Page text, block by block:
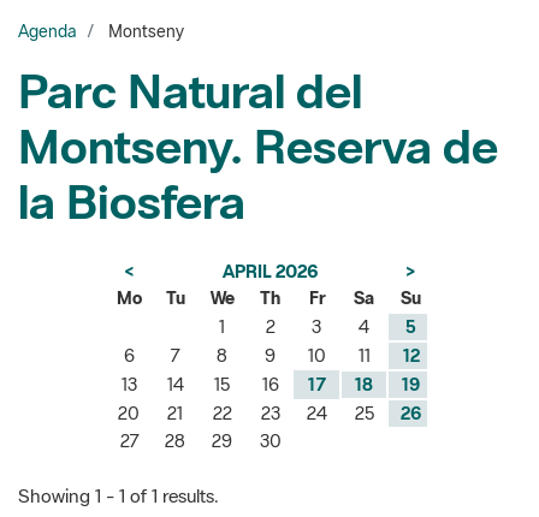
Parc Natural del
Montseny. Reserva de
la Biosfera
< APRIL 2026
1
2 3
5
6
7 8 9 10 11
12
15 16 17 18
19
20
21 22 23 24 25
26
27
28 29 30
Showing 1 - 1 of 1 results.